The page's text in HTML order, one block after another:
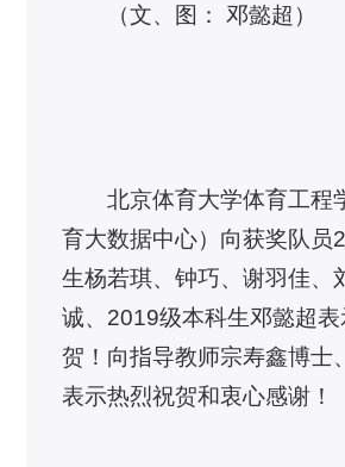
（文、图： 邓懿超）
北京体育大学体育工程
育大数据中心）向获奖队员
生杨若琪、钟巧、谢羽佳、
诚、2019级本科生邓懿超
贺！向指导教师宗寿鑫博士
表示热烈祝贺和衷心感谢！